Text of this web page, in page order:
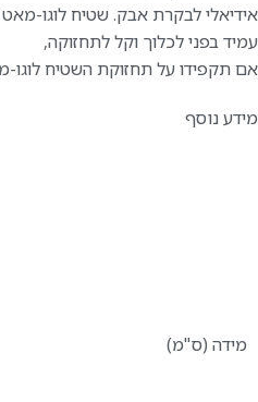
אידיאלי לבקרת אבק. שטיח לוגו-מאט
עמיד בפני לכלוך וקל לתחזוקה,
אם תקפידו על תחזוקת השטיח לוגו-
מידע נוסף
מידה (ס"מ)